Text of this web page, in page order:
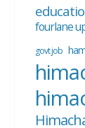
fourlane
govt job